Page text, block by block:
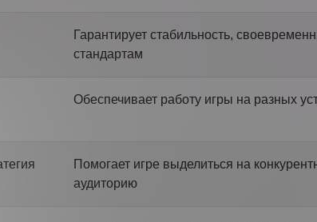
Гарантирует стабильность,
стандартам
Обеспечивает работу игры на разных
Помогает игре выделиться на
аудиторию